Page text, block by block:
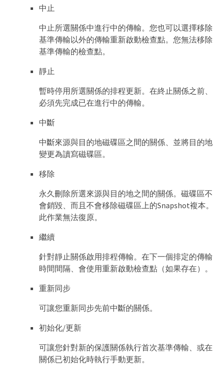
中止
中止所選關係中進行中的傳輸。您也可以選擇移除
基準傳輸以外的傳輸重新啟動檢查點。您無法移除
基準傳輸的檢查點。
靜止
暫時停用所選關係的排程更新。在終止關係之前、
必須先完成已在進行中的傳輸。
中斷
中斷來源與目的地磁碟區之間的關係、並將目的地
變更為讀寫磁碟區。
移除
永久刪除所選來源與目的地之間的關係。磁碟區不
會銷毀、而且不會移除磁碟區上的Snapshot複本。
此作業無法復原。
繼續
針對靜止關係啟用排程傳輸。在下一個排定的傳輸
時間間隔、會使用重新啟動檢查點（如果存在）。
重新同步
可讓您重新同步先前中斷的關係。
初始化/更新
可讓您針對新的保護關係執行首次基準傳輸、或在
關係已初始化時執行手動更新。